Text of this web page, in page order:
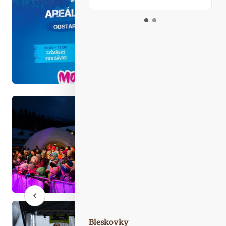
Kalendář událostí
Odebírejte náš newsletter
Bleskovky